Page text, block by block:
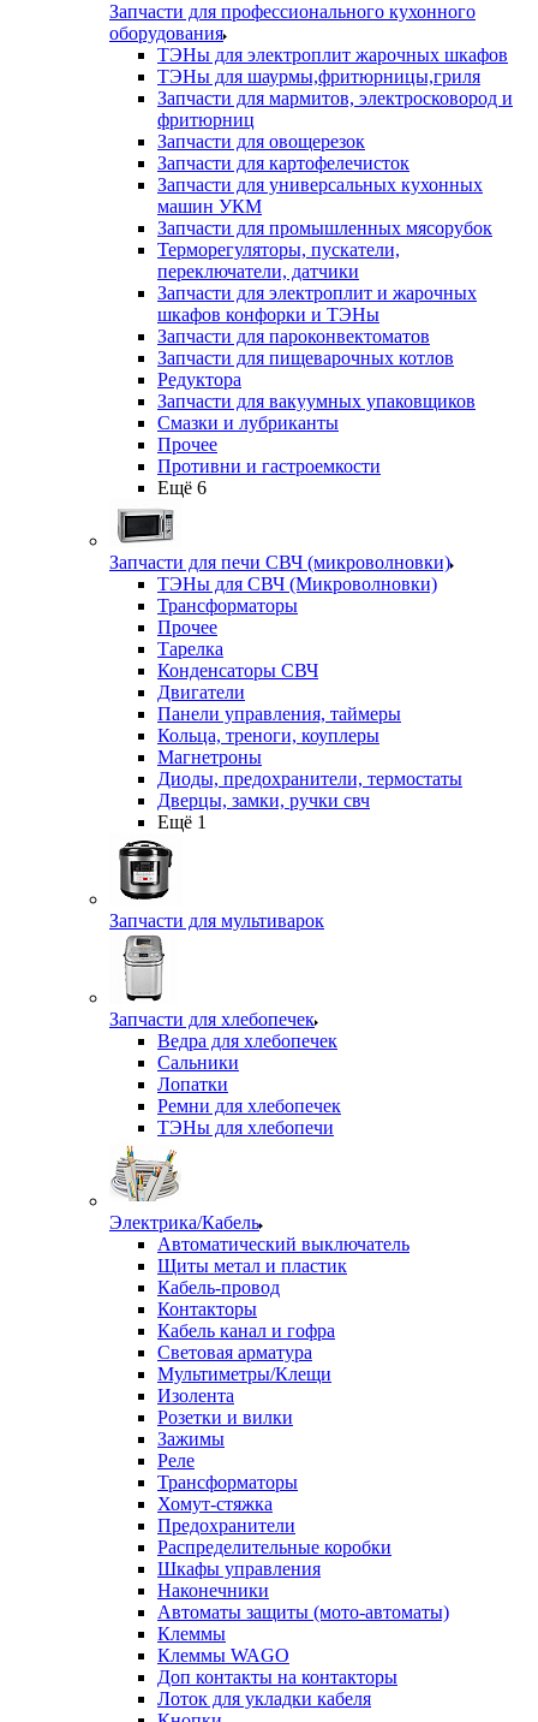
Запчасти для профессионального кухонного
оборудования
ТЭНы для электроплит жарочных шкафов
ТЭНы для шаурмы,фритюрницы,гриля
Запчасти для мармитов, электросковород и
фритюрниц
Запчасти для овощерезок
Запчасти для картофелечисток
Запчасти для универсальных кухонных
машин УКМ
Запчасти для промышленных мясорубок
Терморегуляторы, пускатели,
переключатели, датчики
Запчасти для электроплит и жарочных
шкафов конфорки и ТЭНы
Запчасти для пароконвектоматов
Запчасти для пищеварочных котлов
Редуктора
Запчасти для вакуумных упаковщиков
Смазки и лубриканты
Прочее
Противни и гастроемкости
Ещё 6
Запчасти для печи СВЧ (микроволновки)
ТЭНы для СВЧ (Микроволновки)
Трансформаторы
Прочее
Тарелка
Конденсаторы СВЧ
Двигатели
Панели управления, таймеры
Кольца, треноги, коуплеры
Магнетроны
Диоды, предохранители, термостаты
Дверцы, замки, ручки свч
Ещё 1
Запчасти для мультиварок
Запчасти для хлебопечек
Ведра для хлебопечек
Сальники
Лопатки
Ремни для хлебопечек
ТЭНы для хлебопечи
Электрика/Кабель
Автоматический выключатель
Щиты метал и пластик
Кабель-провод
Контакторы
Кабель канал и гофра
Световая арматура
Мультиметры/Клещи
Изолента
Розетки и вилки
Зажимы
Реле
Трансформаторы
Хомут-стяжка
Предохранители
Распределительные коробки
Шкафы управления
Наконечники
Автоматы защиты (мото-автоматы)
Клеммы
Клеммы WAGO
Доп контакты на контакторы
Лоток для укладки кабеля